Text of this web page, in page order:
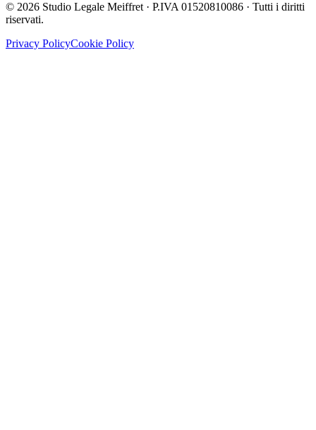
© 2026 Studio Legale Meiffret · P.IVA 01520810086 · Tutti i diritti
riservati.
Privacy PolicyCookie Policy